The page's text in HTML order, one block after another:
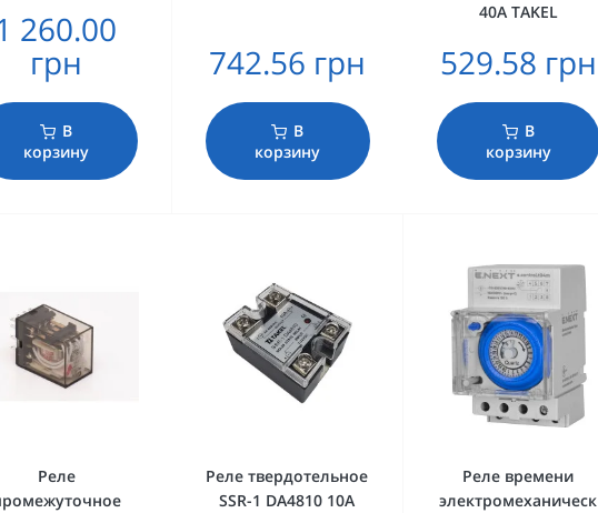
260.00
грн
В
корзину
742.56 грн
В
корзину
40А TAKEL
529.58 грн
В
корзину
Реле
Реле твердотельное
SSR-1 DA4810 10А
Реле времени
электромеханическ